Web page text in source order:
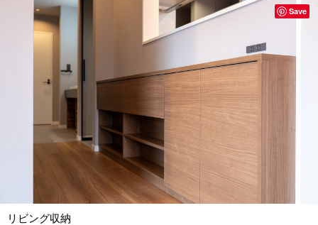
リビング収納
Save